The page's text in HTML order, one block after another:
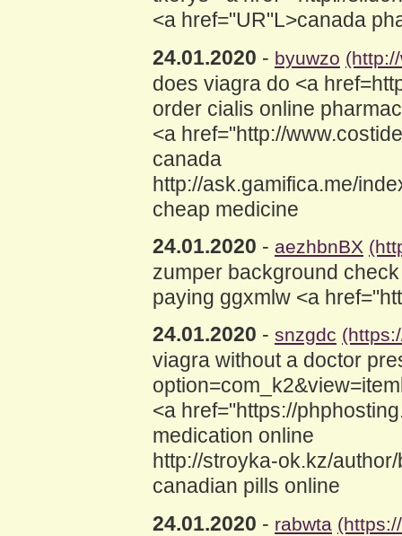
<a href="UR"L>canada
24.01.2020 - byuwzo
does viagra do <a
order cialis online
<a href="http://
canada
http://ask.gamifica.me/
cheap medicine
24.01.2020 - aezhbnBX
zumper background
paying ggxmlw <a
24.01.2020 - snzgdc
viagra without a doctor
<a href="https://
medication online
http://stroyka-ok.kz/
canadian pills online
24.01.2020 - rabwta